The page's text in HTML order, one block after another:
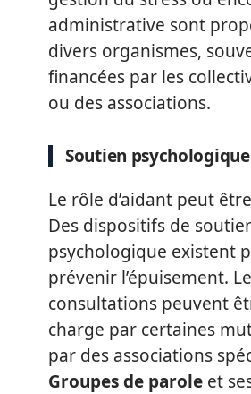
administrative sont
divers organismes,
financées par les
ou des associations.
Soutien psychologique
Le rôle d’aidant peut
Des dispositifs de
psychologique existent
prévenir l’épuisement.
consultations peuvent
charge par certaines
par des associations
Groupes de parole et